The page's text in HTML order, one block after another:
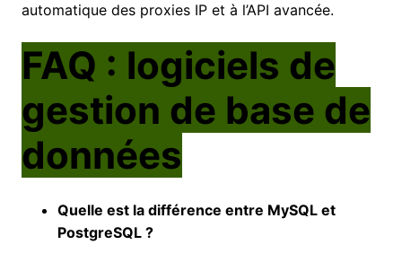
automatique des proxies IP et à l’API avancée.
FAQ : logiciels de
gestion de base de
données
Quelle est la différence entre MySQL et
PostgreSQL ?